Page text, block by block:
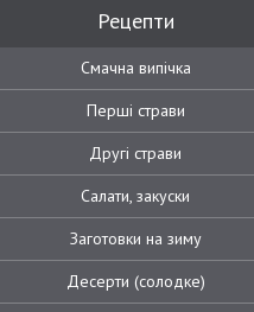
Рецепти
Смачна випічка
Перші страви
Другі страви
Салати, закуски
Заготовки на зиму
Десерти (солодке)